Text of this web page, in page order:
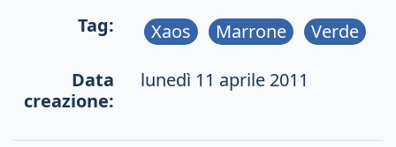
Tag:
Xaos Marrone Verde
Data
creazione:
lunedì 11 aprile 2011